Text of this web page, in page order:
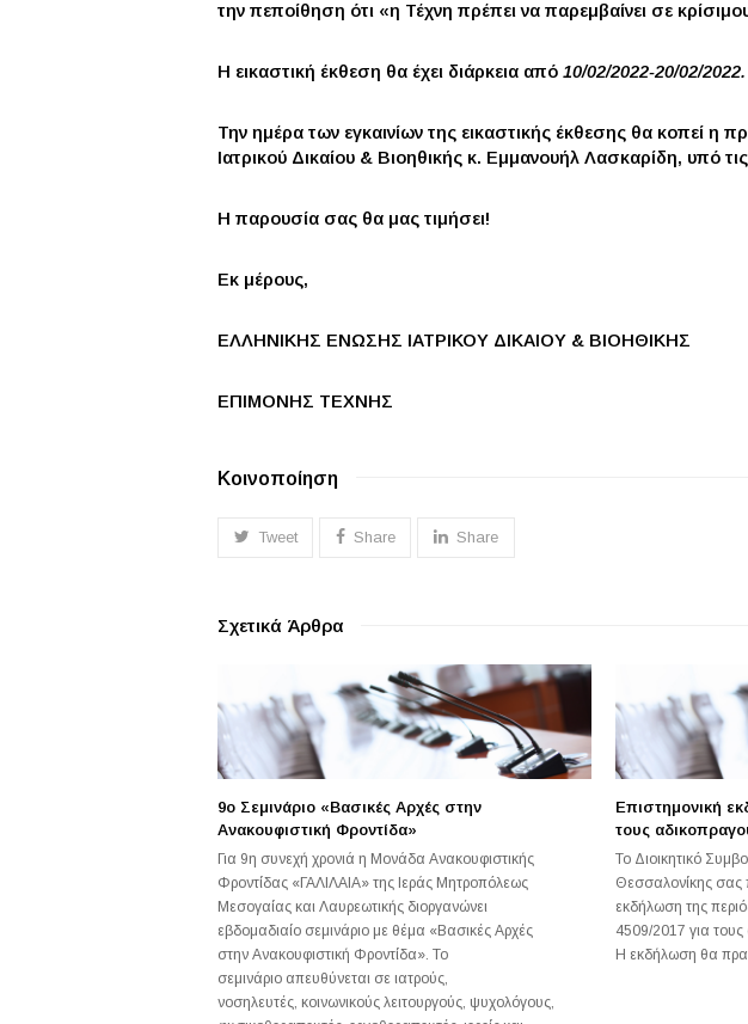
την πεποίθηση ότι «η Τέχνη πρέπει να παρεμβαίνει σε
Η εικαστική έκθεση θα έχει διάρκεια από 10/02/2022-20/02/2022.
Την ημέρα των εγκαινίων της εικαστικής έκθεσης θα κοπεί η
Ιατρικού Δικαίου & Βιοηθικής κ. Εμμανουήλ Λασκαρίδη, υπό
Η παρουσία σας θα μας τιμήσει!
Εκ μέρους,
ΕΛΛΗΝΙΚΗΣ ΕΝΩΣΗΣ ΙΑΤΡΙΚΟΥ ΔΙΚΑΙΟΥ & ΒΙΟΗΘΙΚΗΣ
ΕΠΙΜΟΝΗΣ ΤΕΧΝΗΣ
Κοινοποίηση
Tweet Share Share
Σχετικά Άρθρα
9ο Σεμινάριο «Βασικές Αρχές στην
Ανακουφιστική Φροντίδα»
Για 9η συνεχή χρονιά η Μονάδα Ανακουφιστικής
Φροντίδας «ΓΑΛΙΛΑΙΑ» της Ιεράς Μητροπόλεως
Μεσογαίας και Λαυρεωτικής διοργανώνει
εβδομαδιαίο σεμινάριο με θέμα «Βασικές Αρχές
στην Ανακουφιστική Φροντίδα». Το
σεμινάριο απευθύνεται σε ιατρούς,
νοσηλευτές, κοινωνικούς λειτουργούς, ψυχολόγους,
Επιστημονική
τους
Το Διοικητικό
Θεσσαλονίκης σας
εκδήλωση της
4509/2017 για τους
Η εκδήλωση θα